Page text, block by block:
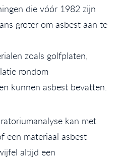
die vóór 1982 zijn
groter om asbest aan te
zoals golfplaten,
rondom
kunnen asbest bevatten.
kan met
een materiaal asbest
altijd een